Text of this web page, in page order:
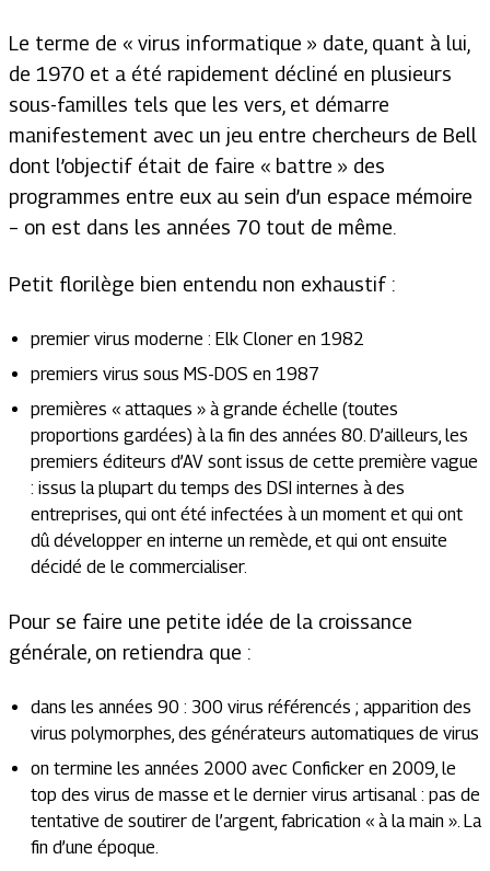
Le terme de « virus informatique » date, quant à lui,
de 1970 et a été rapidement décliné en plusieurs
sous-familles tels que les vers, et démarre
manifestement avec un jeu entre chercheurs de Bell
dont l’objectif était de faire « battre » des
programmes entre eux au sein d’un espace mémoire
– on est dans les années 70 tout de même.
Petit florilège bien entendu non exhaustif :
premier virus moderne : Elk Cloner en 1982
premiers virus sous MS-DOS en 1987
premières « attaques » à grande échelle (toutes
proportions gardées) à la fin des années 80. D’ailleurs, les
premiers éditeurs d’AV sont issus de cette première vague
: issus la plupart du temps des DSI internes à des
entreprises, qui ont été infectées à un moment et qui ont
dû développer en interne un remède, et qui ont ensuite
décidé de le commercialiser.
Pour se faire une petite idée de la croissance
générale, on retiendra que :
dans les années 90 : 300 virus référencés ; apparition des
virus polymorphes, des générateurs automatiques de virus
on termine les années 2000 avec Conficker en 2009, le
top des virus de masse et le dernier virus artisanal : pas de
tentative de soutirer de l’argent, fabrication « à la main ». La
fin d’une époque.